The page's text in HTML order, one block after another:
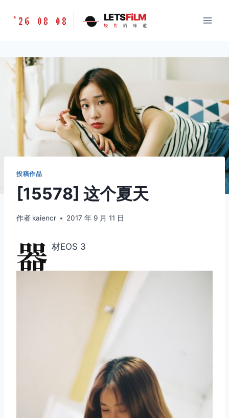
胶
味
道
LETSFILM
'26 08 08 LETSFiLM
胶 片 的 味 道
投稿作品
[15578] 这个夏天
作者 kaiencr 2017 年 9 月 11 日
器 材EOS 3